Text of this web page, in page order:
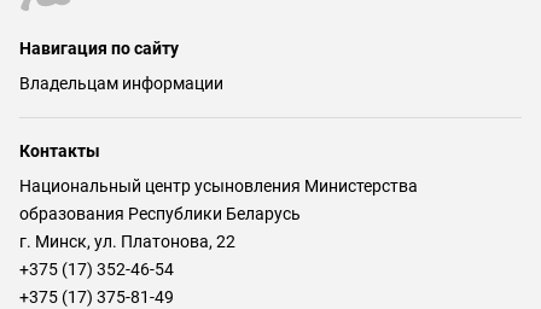
Навигация по сайту
Владельцам информации
Контакты
Национальный центр усыновления Министерства
образования Республики Беларусь
г. Минск, ул. Платонова, 22
+375 (17) 352-46-54
+375 (17) 375-81-49